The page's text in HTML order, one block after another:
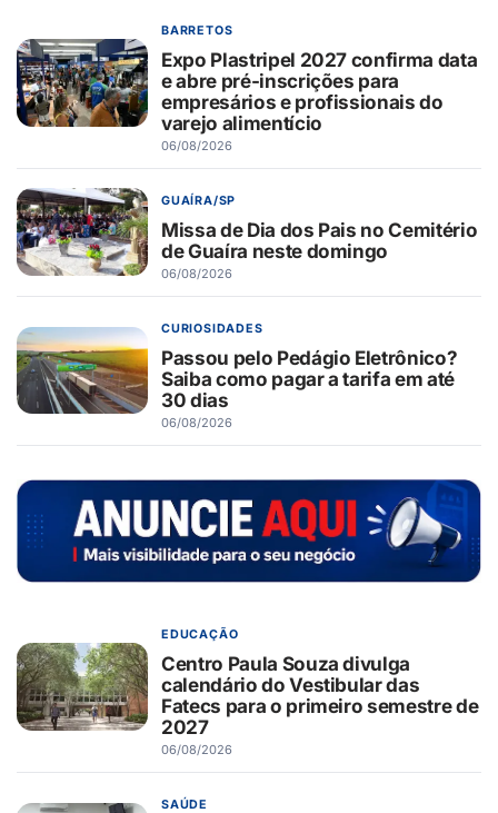
BARRETOS
Expo Plastripel 2027 confirma data
e abre pré-inscrições para
empresários e profissionais do
varejo alimentício
06/08/2026
GUAÍRA/SP
Missa de Dia dos Pais no Cemitério
de Guaíra neste domingo
06/08/2026
CURIOSIDADES
Passou pelo Pedágio Eletrônico?
Saiba como pagar a tarifa em até
30 dias
06/08/2026
EDUCAÇÃO
Centro Paula Souza divulga
calendário do Vestibular das
Fatecs para o primeiro semestre de
2027
06/08/2026
SAÚDE